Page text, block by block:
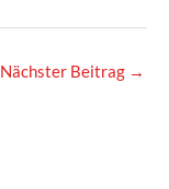
Nächster Beitrag →